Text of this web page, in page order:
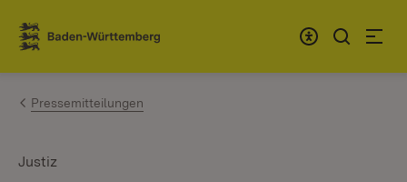
Zum Inhalt springen
Link zur Startseite
Pressemitteilungen
Justiz